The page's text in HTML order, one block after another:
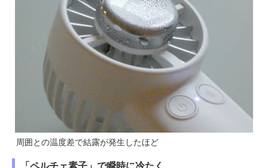
周囲との温度差で結露が発生したほど
「ペルチェ素子」で瞬時に冷たく